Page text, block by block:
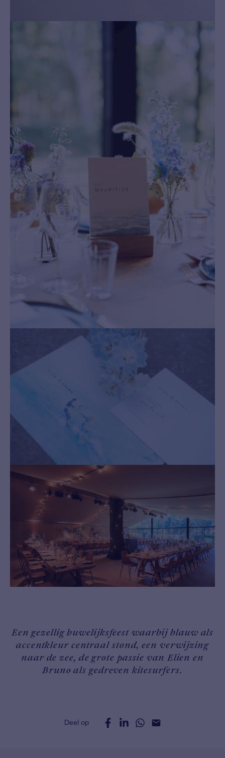
Een gezellig huwelijksfeest waarbij blauw als
accentkleur centraal stond, een verwijzing
naar de zee, de grote passie van Elien en
Bruno als gedreven kitesurfers.
Deel op